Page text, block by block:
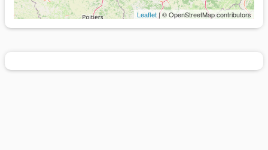
Leaflet| © OpenStreetMap contributors